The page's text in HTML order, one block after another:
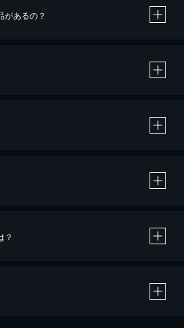
があるの？
ットカード決済による作品の購入 / レンタルです。
？